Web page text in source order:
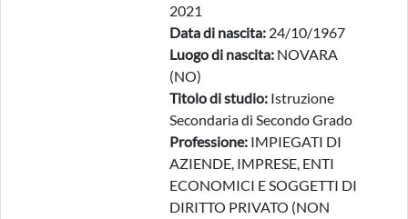
2021
Data di nascita: 24/10/1967
Luogo di nascita: NOVARA
(NO)
Titolo di studio: Istruzione
Secondaria di Secondo Grado
Professione: IMPIEGATI DI
AZIENDE, IMPRESE, ENTI
ECONOMICI E SOGGETTI DI
DIRITTO PRIVATO (NON